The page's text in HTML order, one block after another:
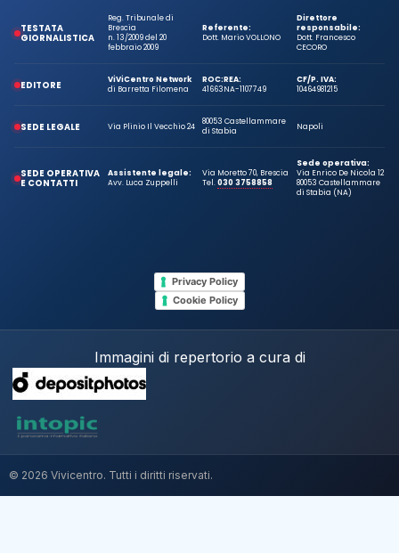
TESTATA
GIORNALISTICA
Reg. Tribunale di
Brescia
n. 13/2009 del 20
febbraio 2009
Referente:
Dott. Mario VOLLONO
Direttore
responsabile:
Dott. Francesco
CECORO
EDITORE
ViViCentro Network
di Barretta Filomena
ROC:
41663
REA:
NA-1107749
CF/P. IVA:
10464981215
SEDE LEGALE Via Plinio Il Vecchio 24
80053 Castellammare
di Stabia
Napoli
SEDE OPERATIVA
E CONTATTI
Assistente legale:
Avv. Luca Zuppelli
Via Moretto 70, Brescia
Tel.030 3758858
Sede operativa:
Via Enrico De Nicola 12
80053 Castellammare
di Stabia (NA)
Privacy Policy
Cookie Policy
Immagini di repertorio a cura di
© 2026 Vivicentro. Tutti i diritti riservati.